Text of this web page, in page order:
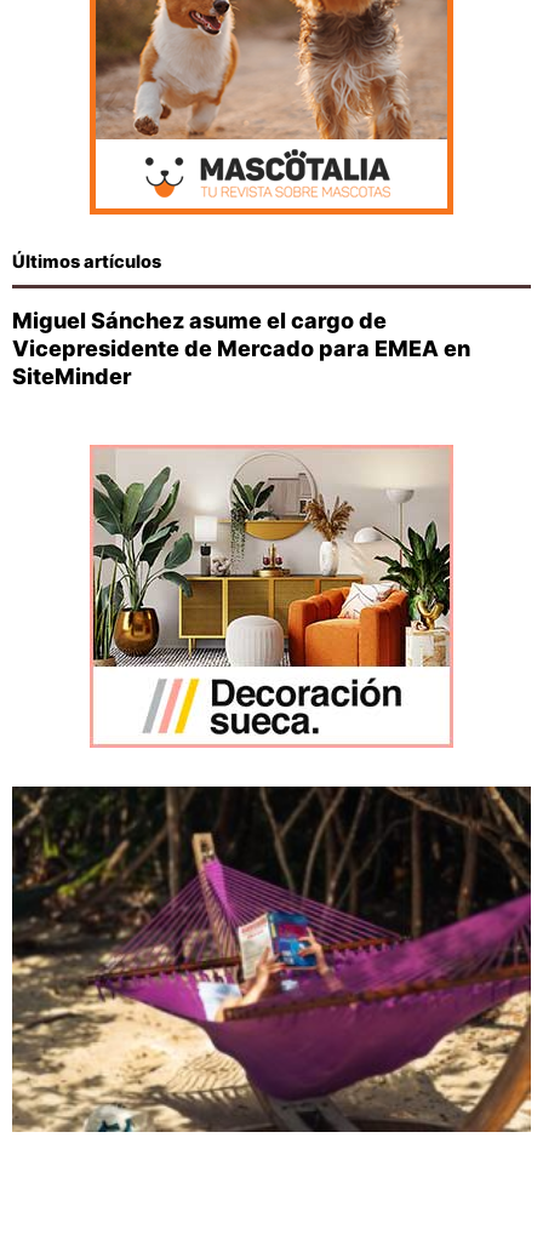
Últimos artículos
Miguel Sánchez asume el cargo de
Vicepresidente de Mercado para EMEA en
SiteMinder